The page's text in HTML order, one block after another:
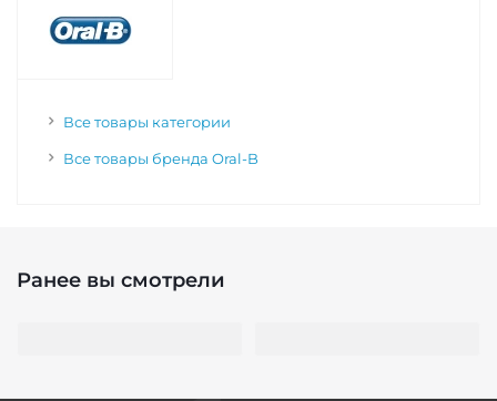
Все товары категории
Все товары бренда Oral-B
Ранее вы смотрели